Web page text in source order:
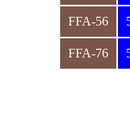
FFA-56
FFA-76